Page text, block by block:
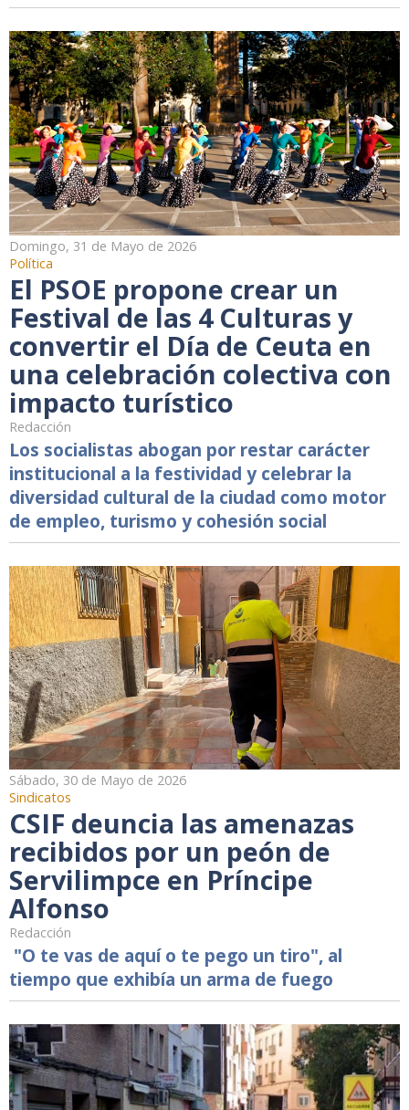
Domingo, 31 de Mayo de 2026
Política
El PSOE propone crear un
Festival de las 4 Culturas y
convertir el Día de Ceuta en
una celebración colectiva con
impacto turístico
Redacción
Los socialistas abogan por restar carácter
institucional a la festividad y celebrar la
diversidad cultural de la ciudad como motor
de empleo, turismo y cohesión social
Sábado, 30 de Mayo de 2026
Sindicatos
CSIF deuncia las amenazas
recibidos por un peón de
Servilimpce en Príncipe
Alfonso
Redacción
"O te vas de aquí o te pego un tiro", al
tiempo que exhibía un arma de fuego